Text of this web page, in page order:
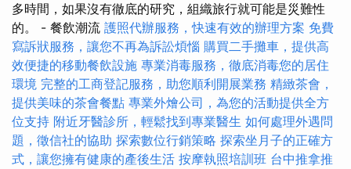
多時間，如果沒有徹底的研究，組織旅行就可能是災難性
的。 - 餐飲潮流 護照代辦服務，快速有效的辦理方案 免費
寫訴狀服務，讓您不再為訴訟煩惱 購買二手攤車，提供高
效便捷的移動餐飲設施 專業消毒服務，徹底消毒您的居住
環境 完整的工商登記服務，助您順利開展業務 精緻茶會，
提供美味的茶會餐點 專業外燴公司，為您的活動提供全方
位支持 附近牙醫診所，輕鬆找到專業醫生 如何處理外遇問
題，徵信社的協助 探索數位行銷策略 探索坐月子的正確方
式，讓您擁有健康的產後生活 按摩執照培訓班 台中推拿推